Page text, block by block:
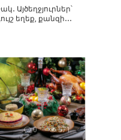
Այծեղջյուրներ՝
եղեք, քանզի․․․
0 571